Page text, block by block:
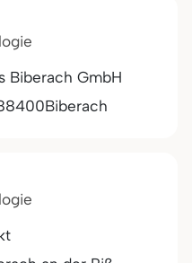
Biberach GmbH
Biberach